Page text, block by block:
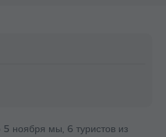
5 ноября мы, 6 туристов из